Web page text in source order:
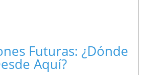
Futuras: ¿Dónde
Aquí?